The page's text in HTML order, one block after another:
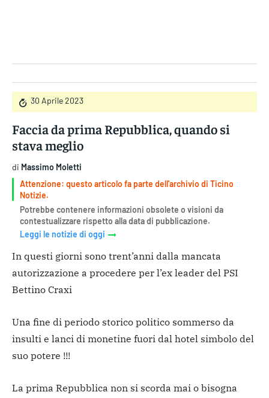
30 Aprile 2023
Faccia da prima Repubblica, quando si
stava meglio
di Massimo Moletti
Attenzione: questo articolo fa parte dell'archivio di Ticino
Notizie.
Potrebbe contenere informazioni obsolete o visioni da
contestualizzare rispetto alla data di pubblicazione.
Leggi le notizie di oggi
In questi giorni sono trent’anni dalla mancata
autorizzazione a procedere per l’ex leader del PSI
Bettino Craxi
Una fine di periodo storico politico sommerso da
insulti e lanci di monetine fuori dal hotel simbolo del
suo potere !!!
La prima Repubblica non si scorda mai o bisogna